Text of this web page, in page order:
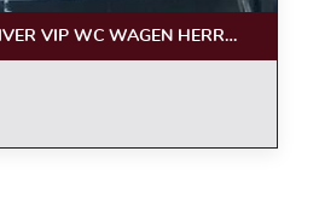
VIP WC WAGEN HERREN /LUXUS